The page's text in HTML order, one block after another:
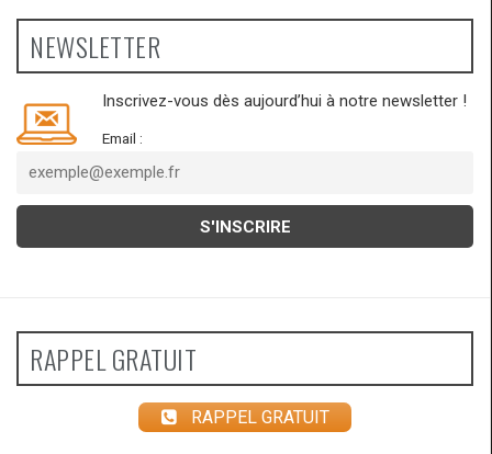
NEWSLETTER
Inscrivez-vous dès aujourd’hui à notre newsletter !
Email :
RAPPEL GRATUIT
RAPPEL GRATUIT